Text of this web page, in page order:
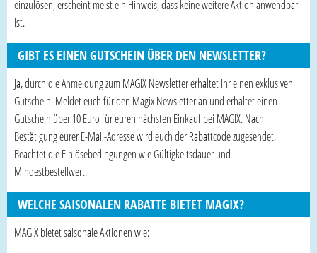
einzulösen, erscheint meist ein Hinweis, dass keine weitere Aktion anwendbar
ist.
GIBT ES EINEN GUTSCHEIN ÜBER DEN NEWSLETTER?
Ja, durch die Anmeldung zum MAGIX Newsletter erhaltet ihr einen exklusiven
Gutschein. Meldet euch für den Magix Newsletter an und erhaltet einen
Gutschein über 10 Euro für euren nächsten Einkauf bei MAGIX. Nach
Bestätigung eurer E-Mail-Adresse wird euch der Rabattcode zugesendet.
Beachtet die Einlösebedingungen wie Gültigkeitsdauer und
Mindestbestellwert.
WELCHE SAISONALEN RABATTE BIETET MAGIX?
MAGIX bietet saisonale Aktionen wie: